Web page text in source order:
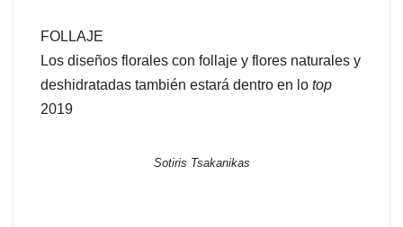
FOLLAJE
Los diseños florales con follaje y flores naturales y
deshidratadas también estará dentro en lo top
2019
Sotiris Tsakanikas